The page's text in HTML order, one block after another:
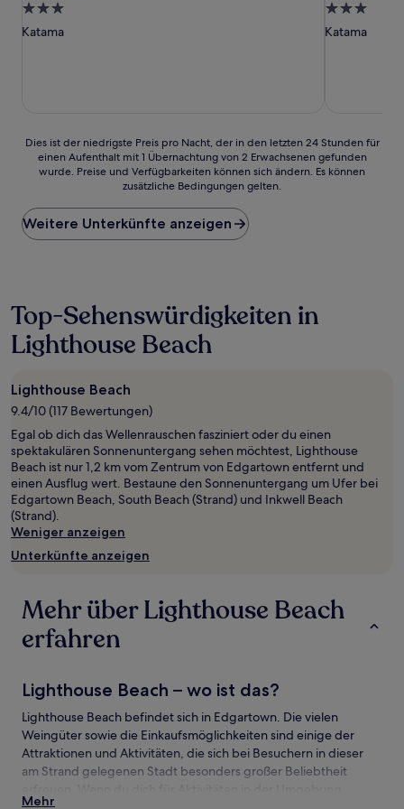
3.0-
Sterne-
Katama
3.0-
Sterne-
Katama
Dies
der
Preis
pro
Nacht,
letzten
24 Stunden
für
einen
mit
1 Übernachtung
von
2 Erwachsenen
gefunden
wurde.
Preise
und
Verfügbarkeiten
können
sich
ändern.
können
zusätzliche
Bedingungen
gelten.
Dies ist der niedrigste Preis pro Nacht, der in den letzten 24 Stunden für
einen Aufenthalt mit 1 Übernachtung von 2 Erwachsenen gefunden
wurde. Preise und Verfügbarkeiten können sich ändern. Es können
zusätzliche Bedingungen gelten.
Weitere Unterkünfte anzeigen
Top-Sehenswürdigkeiten in
Lighthouse Beach
Lighthouse Beach
9.4/10 (117 Bewertungen)
Egal ob dich das Wellenrauschen fasziniert oder du einen
spektakulären Sonnenuntergang sehen möchtest, Lighthouse
Beach ist nur 1,2 km vom Zentrum von Edgartown entfernt und
einen Ausflug wert. Bestaune den Sonnenuntergang um Ufer bei
Edgartown Beach, South Beach (Strand) und Inkwell Beach
(Strand).
Weniger anzeigen
Unterkünfte anzeigen
Mehr über Lighthouse Beach
erfahren
Lighthouse Beach – wo ist das?
Lighthouse Beach befindet sich in Edgartown. Die vielen
Weingüter sowie die Einkaufsmöglichkeiten sind einige der
Attraktionen und Aktivitäten, die sich bei Besuchern in dieser
am Strand gelegenen Stadt besonders großer Beliebtheit
Mehr